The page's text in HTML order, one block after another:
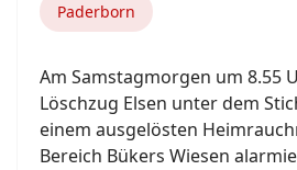
Paderborn
Am Samstagmorgen um 8.55
Löschzug Elsen unter dem
einem ausgelösten
Bereich Bükers Wiesen